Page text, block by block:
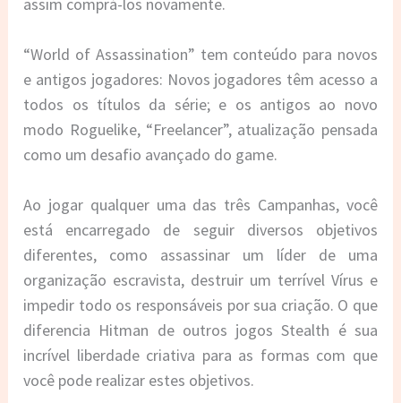
assim comprá-los novamente.
“World of Assassination” tem conteúdo para novos
e antigos jogadores: Novos jogadores têm acesso a
todos os títulos da série; e os antigos ao novo
modo Roguelike, “Freelancer”, atualização pensada
como um desafio avançado do game.
Ao jogar qualquer uma das três Campanhas, você
está encarregado de seguir diversos objetivos
diferentes, como assassinar um líder de uma
organização escravista, destruir um terrível Vírus e
impedir todo os responsáveis por sua criação. O que
diferencia Hitman de outros jogos Stealth é sua
incrível liberdade criativa para as formas com que
você pode realizar estes objetivos.